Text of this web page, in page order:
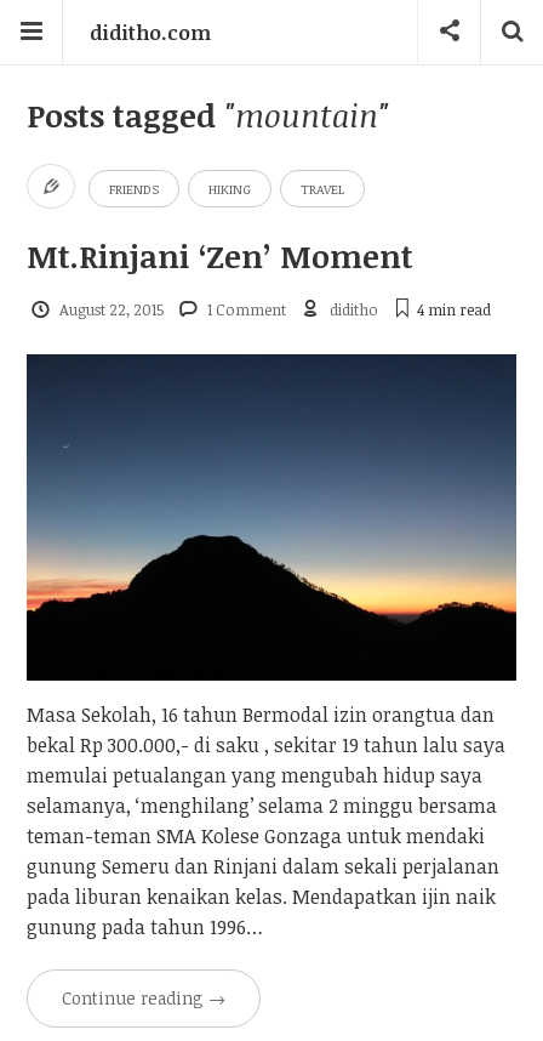
diditho.com
Posts tagged "mountain"
FRIENDS HIKING TRAVEL
Mt.Rinjani ‘Zen’ Moment
August 22, 2015 1 Comment diditho 4 min read
Masa Sekolah, 16 tahun Bermodal izin orangtua dan
bekal Rp 300.000,- di saku , sekitar 19 tahun lalu saya
memulai petualangan yang mengubah hidup saya
selamanya, ‘menghilang’ selama 2 minggu bersama
teman-teman SMA Kolese Gonzaga untuk mendaki
gunung Semeru dan Rinjani dalam sekali perjalanan
pada liburan kenaikan kelas. Mendapatkan ijin naik
gunung pada tahun 1996…
Continue reading →